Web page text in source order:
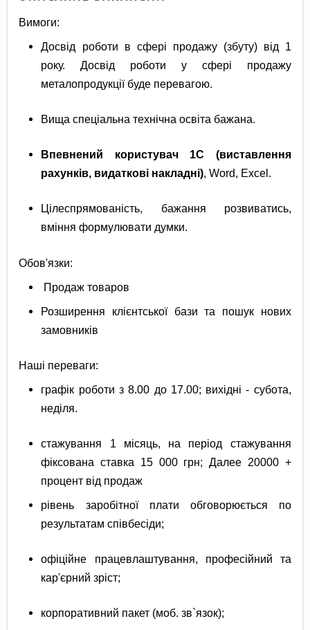
Вимоги:
Досвід роботи в сфері продажу (збуту) від 1
року. Досвід роботи у сфері продажу
металопродукції буде перевагою.
Вища спеціальна технічна освіта бажана.
Впевнений користувач 1С (виставлення
рахунків, видаткові накладні), Word, Excel.
Цілеспрямованість, бажання розвиватись,
вміння формулювати думки.
Обов'язки:
Продаж товаров
Розширення клієнтської бази та пошук нових
замовників
Наші переваги:
графік роботи з 8.00 до 17.00; вихідні - субота,
неділя.
стажування 1 місяць, на період стажування
фіксована ставка 15 000 грн; Далее 20000 +
процент від продаж
рівень заробітної плати обговорюється по
результатам співбесіди;
офіційне працевлаштування, професійний та
кар'єрний зріст;
корпоративний пакет (моб. зв`язок);